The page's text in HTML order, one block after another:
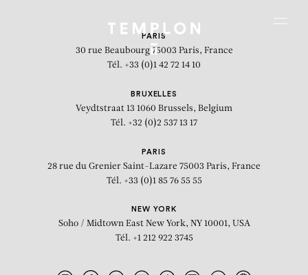
PARIS
30 rue Beaubourg 75003 Paris, France
Tél. +33 (0)1 42 72 14 10
BRUXELLES
Veydtstraat 13 1060 Brussels, Belgium
Tél. +32 (0)2 537 13 17
PARIS
28 rue du Grenier Saint-Lazare 75003 Paris, France
Tél. +33 (0)1 85 76 55 55
NEW YORK
Soho / Midtown East New York, NY 10001, USA
Tél. +1 212 922 3745